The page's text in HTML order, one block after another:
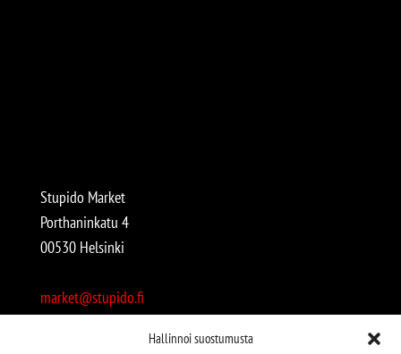
Hallinnoi suostumusta
Stupido Market
Porthaninkatu 4
00530 Helsinki
market@stupido.fi